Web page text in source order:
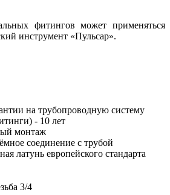
фитингов может применяться
инструмент «Пульсар».
на трубопроводную систему
- 10 лет
монтаж
соединение с трубой
латунь европейского стандарта
3/4